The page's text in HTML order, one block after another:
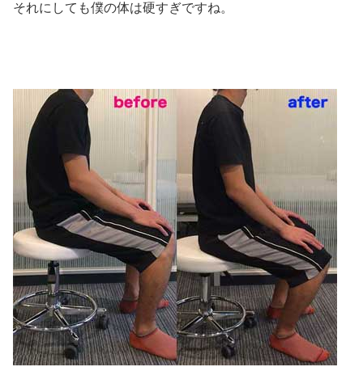
それにしても僕の体は硬すぎですね。